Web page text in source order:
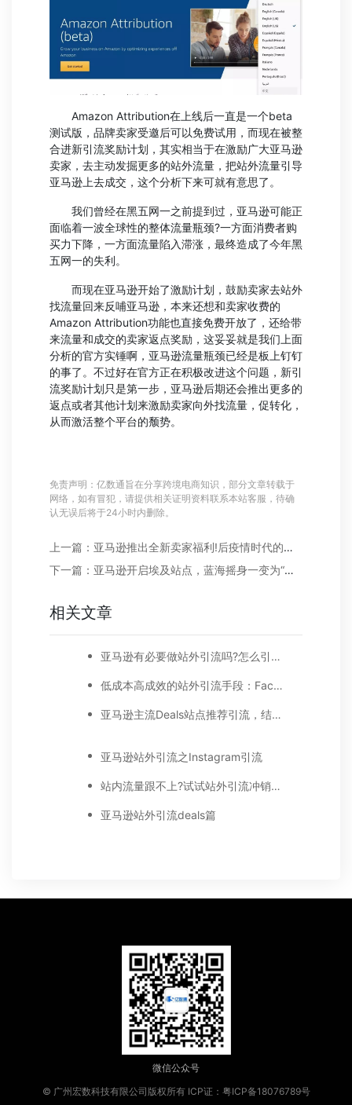
Amazon Attribution在上线后一直是一个beta
测试版，品牌卖家受邀后可以免费试用，而现在被整
合进新引流奖励计划，其实相当于在激励广大亚马逊
卖家，去主动发掘更多的站外流量，把站外流量引导
亚马逊上去成交，这个分析下来可就有意思了。
我们曾经在黑五网一之前提到过，亚马逊可能正
面临着一波全球性的整体流量瓶颈?一方面消费者购
买力下降，一方面流量陷入滞涨，最终造成了今年黑
五网一的失利。
而现在亚马逊开始了激励计划，鼓励卖家去站外
找流量回来反哺亚马逊，本来还想和卖家收费的
Amazon Attribution功能也直接免费开放了，还给带
来流量和成交的卖家返点奖励，这妥妥就是我们上面
分析的官方实锤啊，亚马逊流量瓶颈已经是板上钉钉
的事了。不过好在官方正在积极改进这个问题，新引
流奖励计划只是第一步，亚马逊后期还会推出更多的
返点或者其他计划来激励卖家向外找流量，促转化，
从而激活整个平台的颓势。
免责声明：亿数通旨在分享跨境电商知识，部分文章转载于
网络，如有冒犯，请提供相关证明资料联系本站客服，待确
认无误后将于24小时内删除。
上一篇：亚马逊推出全新卖家福利!后疫情时代的运营利器
下一篇：亚马逊开启埃及站点，蓝海摇身一变为“红海”
相关文章
亚马逊有必要做站外引流吗?怎么引流？
低成本高成效的站外引流手段：Facebook红人营销
亚马逊主流Deals站点推荐引流，结合热点进行站外营销效果更好
亚马逊站外引流之Instagram引流
站内流量跟不上?试试站外引流冲销量!
亚马逊站外引流deals篇
微信公众号
© 广州宏数科技有限公司版权所有 ICP证：粤ICP备18076789号